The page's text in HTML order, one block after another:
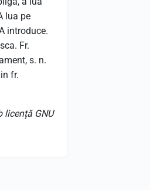
lua pe
introduce.
Fr.
s. n.
fr.
licență GNU